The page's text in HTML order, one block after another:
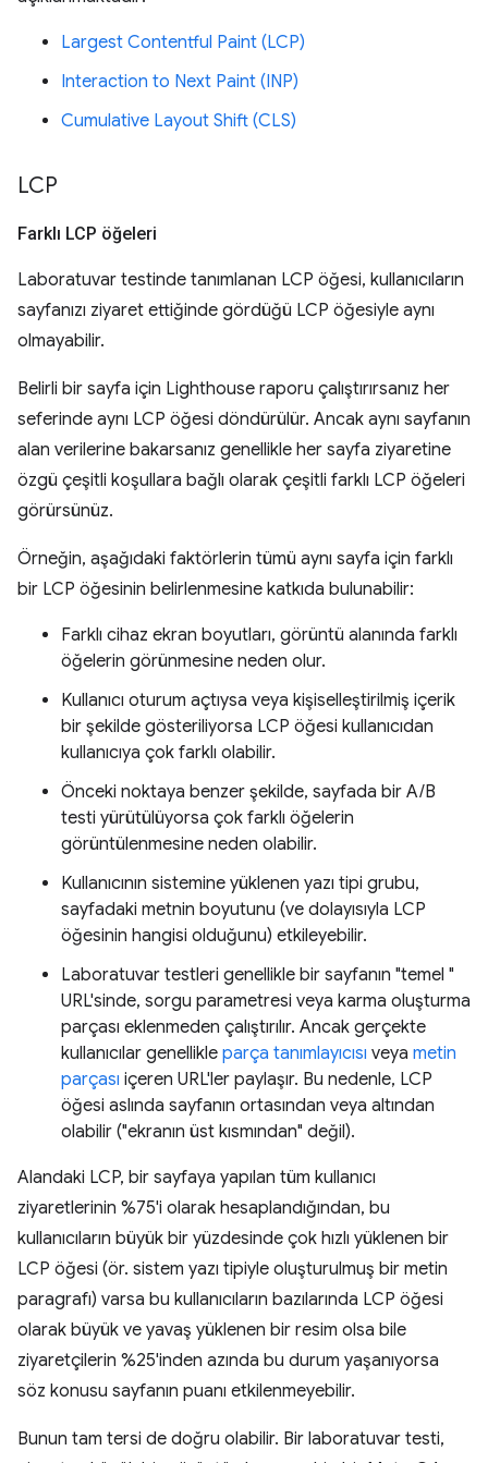
Largest Contentful Paint (LCP)
Interaction to Next Paint (INP)
Cumulative Layout Shift (CLS)
LCP
Farklı LCP öğeleri
Laboratuvar testinde tanımlanan LCP öğesi, kullanıcıların
sayfanızı ziyaret ettiğinde gördüğü LCP öğesiyle aynı
olmayabilir.
Belirli bir sayfa için Lighthouse raporu çalıştırırsanız her
seferinde aynı LCP öğesi döndürülür. Ancak aynı sayfanın
alan verilerine bakarsanız genellikle her sayfa ziyaretine
özgü çeşitli koşullara bağlı olarak çeşitli farklı LCP öğeleri
görürsünüz.
Örneğin, aşağıdaki faktörlerin tümü aynı sayfa için farklı
bir LCP öğesinin belirlenmesine katkıda bulunabilir:
Farklı cihaz ekran boyutları, görüntü alanında farklı
öğelerin görünmesine neden olur.
Kullanıcı oturum açtıysa veya kişiselleştirilmiş içerik
bir şekilde gösteriliyorsa LCP öğesi kullanıcıdan
kullanıcıya çok farklı olabilir.
Önceki noktaya benzer şekilde, sayfada bir A/B
testi yürütülüyorsa çok farklı öğelerin
görüntülenmesine neden olabilir.
Kullanıcının sistemine yüklenen yazı tipi grubu,
sayfadaki metnin boyutunu (ve dolayısıyla LCP
öğesinin hangisi olduğunu) etkileyebilir.
Laboratuvar testleri genellikle bir sayfanın "temel "
URL'sinde, sorgu parametresi veya karma oluşturma
parçası eklenmeden çalıştırılır. Ancak gerçekte
kullanıcılar genellikle parça tanımlayıcısı veya metin
parçası içeren URL'ler paylaşır. Bu nedenle, LCP
öğesi aslında sayfanın ortasından veya altından
olabilir ("ekranın üst kısmından" değil).
Alandaki LCP, bir sayfaya yapılan tüm kullanıcı
ziyaretlerinin %75'i olarak hesaplandığından, bu
kullanıcıların büyük bir yüzdesinde çok hızlı yüklenen bir
LCP öğesi (ör. sistem yazı tipiyle oluşturulmuş bir metin
paragrafı) varsa bu kullanıcıların bazılarında LCP öğesi
olarak büyük ve yavaş yüklenen bir resim olsa bile
ziyaretçilerin %25'inden azında bu durum yaşanıyorsa
söz konusu sayfanın puanı etkilenmeyebilir.
Bunun tam tersi de doğru olabilir. Bir laboratuvar testi,